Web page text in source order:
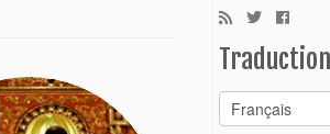
Traduction